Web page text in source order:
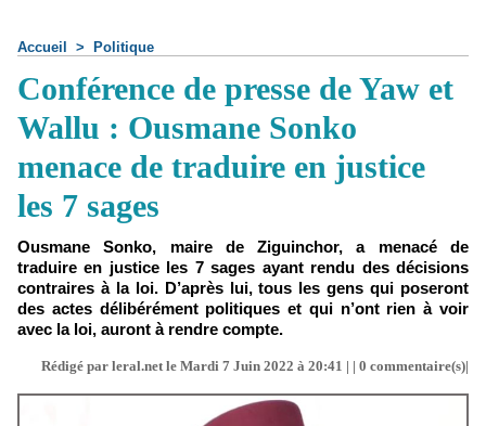
Accueil > Politique
Conférence de presse de Yaw et
Wallu : Ousmane Sonko
menace de traduire en justice
les 7 sages
Ousmane Sonko, maire de Ziguinchor, a menacé de
traduire en justice les 7 sages ayant rendu des décisions
contraires à la loi. D’après lui, tous les gens qui poseront
des actes délibérément politiques et qui n’ont rien à voir
avec la loi, auront à rendre compte.
Rédigé par leral.net le Mardi 7 Juin 2022 à 20:41 | | 0 commentaire(s)|